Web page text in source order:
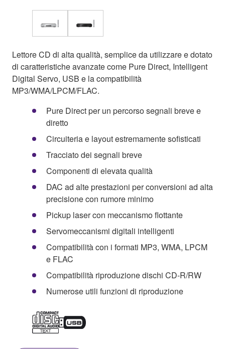
Lettore CD di alta qualità, semplice da utilizzare e dotato
di caratteristiche avanzate come Pure Direct, Intelligent
Digital Servo, USB e la compatibilità
MP3/WMA/LPCM/FLAC.
Pure Direct per un percorso segnali breve e
diretto
Circuiteria e layout estremamente sofisticati
Tracciato dei segnali breve
Componenti di elevata qualità
DAC ad alte prestazioni per conversioni ad alta
precisione con rumore minimo
Pickup laser con meccanismo flottante
Servomeccanismi digitali intelligenti
Compatibilità con i formati MP3, WMA, LPCM
e FLAC
Compatibilità riproduzione dischi CD-R/RW
Numerose utili funzioni di riproduzione